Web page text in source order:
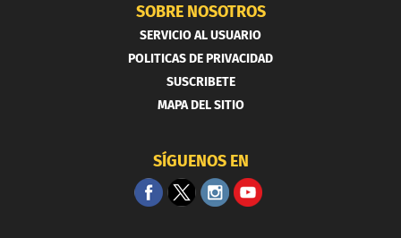
SOBRE NOSOTROS
SERVICIO AL USUARIO
POLITICAS DE PRIVACIDAD
SUSCRIBETE
MAPA DEL SITIO
SÍGUENOS EN